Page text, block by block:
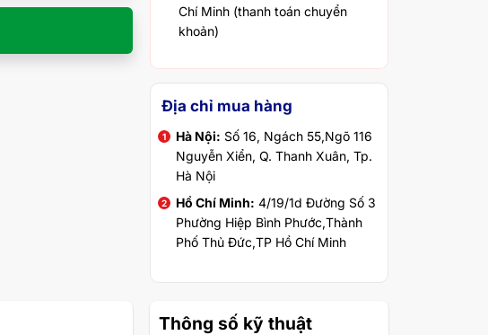
Chí Minh (thanh toán chuyển
khoản)
Địa chỉ mua hàng
Hà Nội: Số 16, Ngách 55,Ngõ 116
Nguyễn Xiển, Q. Thanh Xuân, Tp.
Hà Nội
Hồ Chí Minh: 4/19/1d Đường Số 3
Phường Hiệp Bình Phước,Thành
Phố Thủ Đức,TP Hồ Chí Minh
Thông số kỹ thuật